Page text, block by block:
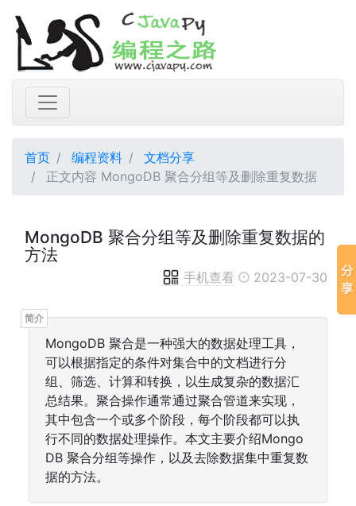
首页 编程资料
文档分享
正文内容 MongoDB 聚合分组等及删除重复数据
MongoDB 聚合分组等及删除重复数据的
方法
手机查看 2023-07-30
MongoDB 聚合是一种强大的数据处理工具，
可以根据指定的条件对集合中的文档进行分
组、筛选、计算和转换，以生成复杂的数据汇
总结果。聚合操作通常通过聚合管道来实现，
其中包含一个或多个阶段，每个阶段都可以执
行不同的数据处理操作。本文主要介绍Mongo
DB 聚合分组等操作，以及去除数据集中重复数
据的方法。